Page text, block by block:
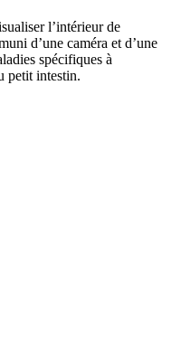
l’intérieur de
d’une caméra et d’une
spécifiques à
petit intestin.